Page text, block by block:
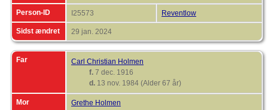
Person-ID I25573 Reventlow
Sidst ændret 29 jan. 2024
Far
Carl Christian Holmen
f. 7 dec. 1916
d. 13 nov. 1984 (Alder 67 år)
Mor Grethe Holmen